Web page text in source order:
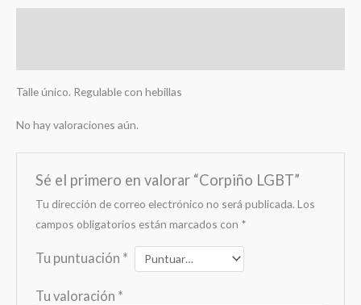
Talle único. Regulable con hebillas
No hay valoraciones aún.
Sé el primero en valorar “Corpiño LGBT”
Tu dirección de correo electrónico no será publicada. Los
campos obligatorios están marcados con *
Tu puntuación *
Tu valoración *